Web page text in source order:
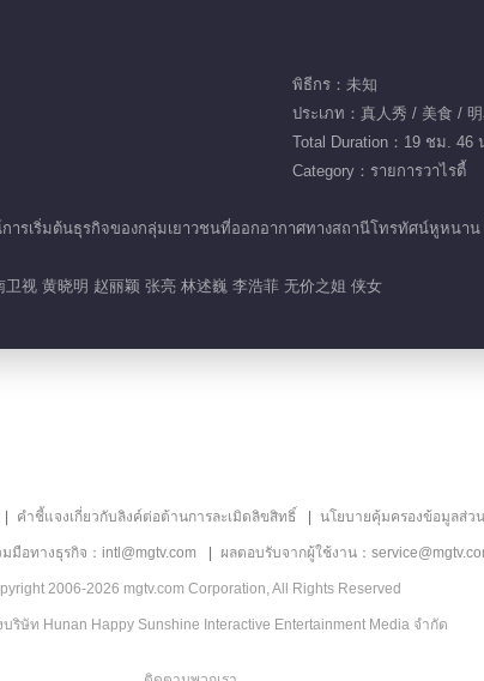
พิธีกร：未知
ประเภท：真人秀 / 美食 / 明
Total Duration：19 ชม. 46
Category：รายการวาไรตี้
รเริ่มต้นธุรกิจของกลุ่มเยาวชนที่ออกอากาศทางสถานีโทรทัศน์หูหนา
视 黄晓明 赵丽颖 张亮 林述巍 李浩菲 无价之姐 侠女
คำชี้แจงเกี่ยวกับลิงค์ต่อต้านการละเมิดลิขสิทธิ์ นโยบายคุ้มครองข้อมูลส่ว
มือทางธุรกิจ：intl@mgtv.com ผลตอบรับจากผู้ใช้งาน：
2006-2026 mgtv.com Corporation, All Rights Reserved
ริษัท Hunan Happy Sunshine Interactive Entertainment Media จำกัด